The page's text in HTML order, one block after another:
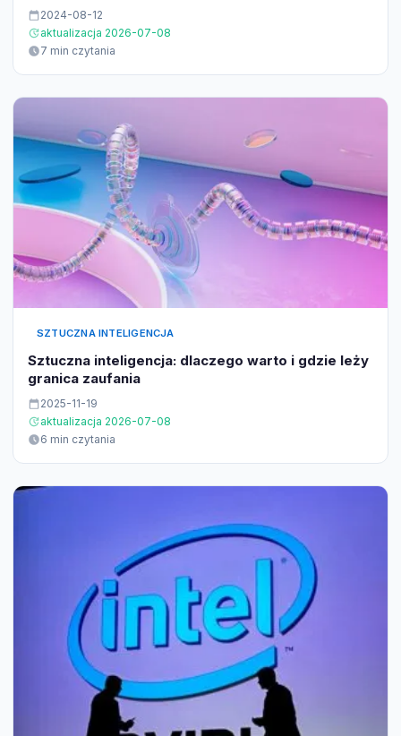
2024-08-12
aktualizacja 2026-07-08
7 min czytania
SZTUCZNA INTELIGENCJA
Sztuczna inteligencja: dlaczego warto i gdzie leży
granica zaufania
2025-11-19
aktualizacja 2026-07-08
6 min czytania